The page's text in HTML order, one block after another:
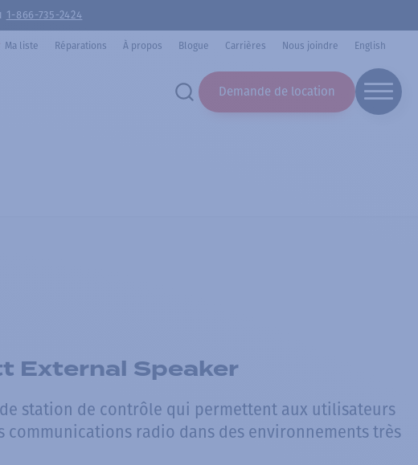
1-866-735-2424
Ma liste Réparations À propos Blogue Carrières Nous joindre English
Demande de location
External Speaker
station de contrôle qui permettent aux utilisateurs
communications radio dans des environnements très